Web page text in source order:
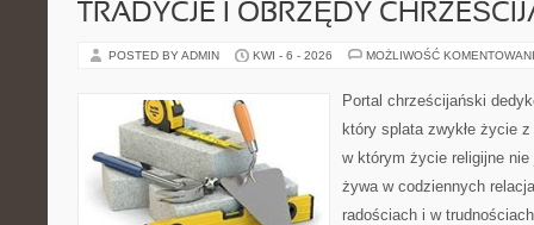
TRADYCJE I OBRZĘDY
POSTED BY ADMIN KWI - 6 - 2026 MOŻLIWOŚĆ
Portal chrześcijański
który splata zwykłe życie
w którym życie religijne
żywa w codziennych
radościach i w